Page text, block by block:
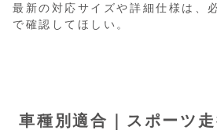
最新の対応サイズや詳細仕様は、
で確認してほしい。
車種別適合｜スポーツ